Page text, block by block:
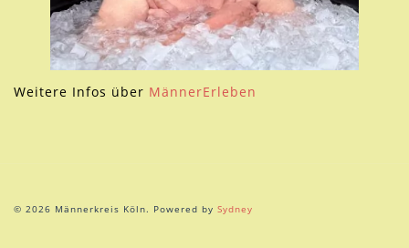
Weitere Infos über MännerErleben
© 2026 Männerkreis Köln. Powered by Sydney